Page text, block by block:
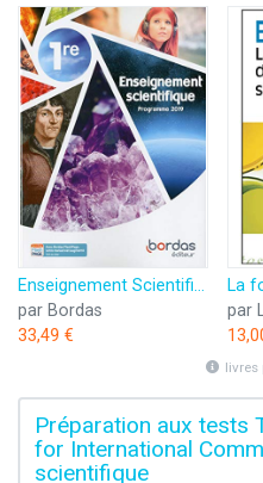
Enseignement Scientifique 1re
par Bordas
33,49 €
par
livres
Préparation aux tests
for International
scientifique